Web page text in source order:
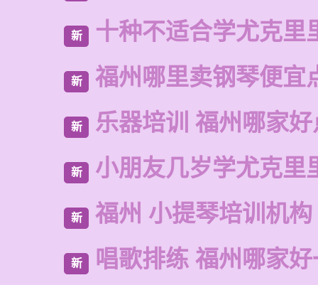
新 十种不适合学尤克里
新 福州哪里卖钢琴便宜
新 乐器培训 福州哪家好
新 小朋友几岁学尤克里
新 福州 小提琴培训机构
新 唱歌排练 福州哪家